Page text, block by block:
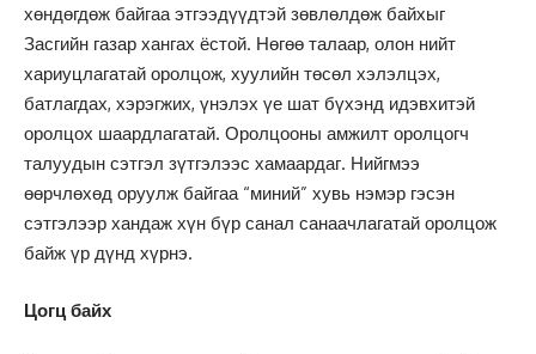
хөндөгдөж байгаа этгээдүүдтэй зөвлөлдөж байхыг
Засгийн газар хангах ёстой. Нөгөө талаар, олон нийт
хариуцлагатай оролцож, хуулийн төсөл хэлэлцэх,
батлагдах, хэрэгжих, үнэлэх үе шат бүхэнд идэвхитэй
оролцох шаардлагатай. Оролцооны амжилт оролцогч
талуудын сэтгэл зүтгэлээс хамаардаг. Нийгмээ
өөрчлөхөд оруулж байгаа “миний” хувь нэмэр гэсэн
сэтгэлээр хандаж хүн бүр санал санаачлагатай оролцож
байж үр дүнд хүрнэ.
Цогц байх